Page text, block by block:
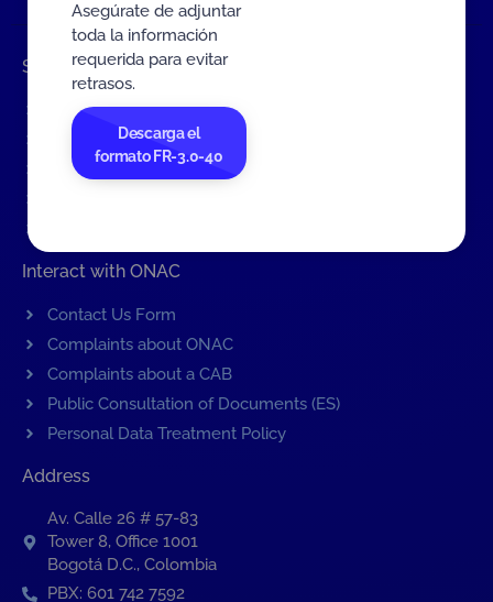
Shortcuts
Events
ONAC Services
Become accredited with ONAC
Interact with ONAC
Contact Us Form
Complaints about ONAC
Complaints about a CAB
Public Consultation of Documents (ES)
Personal Data Treatment Policy
Address
Av. Calle 26 # 57-83
Tower 8, Office 1001
Bogotá D.C., Colombia
PBX: 601 742 7592
Asegúrate de adjuntar
toda la información
requerida para evitar
retrasos.
Descarga el
formato FR-3.0-40